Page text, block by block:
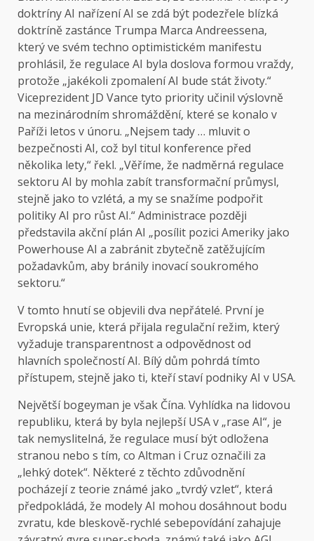
doktríny AI nařízení AI se zdá být podezřele blízká
doktríně zastánce Trumpa Marca Andreessena,
který ve svém techno optimistickém manifestu
prohlásil, že regulace AI byla doslova formou vraždy,
protože „jakékoli zpomalení AI bude stát životy.“
Viceprezident JD Vance tyto priority učinil výslovně
na mezinárodním shromáždění, které se konalo v
Paříži letos v únoru. „Nejsem tady … mluvit o
bezpečnosti AI, což byl titul konference před
několika lety,“ řekl. „Věříme, že nadměrná regulace
sektoru AI by mohla zabít transformační průmysl,
stejně jako to vzlétá, a my se snažíme podpořit
politiky AI pro růst AI.“ Administrace později
představila akční plán AI „posílit pozici Ameriky jako
Powerhouse AI a zabránit zbytečně zatěžujícím
požadavkům, aby bránily inovací soukromého
sektoru.“
V tomto hnutí se objevili dva nepřátelé. První je
Evropská unie, která přijala regulační režim, který
vyžaduje transparentnost a odpovědnost od
hlavních společností AI. Bílý dům pohrdá tímto
přístupem, stejně jako ti, kteří staví podniky AI v USA.
Největší bogeyman je však Čína. Vyhlídka na lidovou
republiku, která by byla nejlepší USA v „rase AI“, je
tak nemyslitelná, že regulace musí být odložena
stranou nebo s tím, co Altman i Cruz označili za
„lehký dotek“. Některé z těchto zdůvodnění
pocházejí z teorie známé jako „tvrdý vzlet“, která
předpokládá, že modely AI mohou dosáhnout bodu
zvratu, kde bleskově-rychlé sebepovídání zahajuje